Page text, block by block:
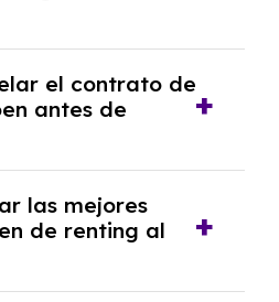
recorridos y el coste
una consulta de solvencia
inicial.
el contrato de
antes de
por
Es importante revisar
y hablar con un
las mejores
de renting al